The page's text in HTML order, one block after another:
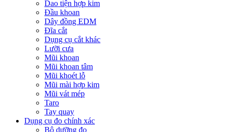
Dao tiện hợp kim
Đầu khoan
Dây đồng EDM
Đĩa cắt
Dụng cụ cắt khác
Lưỡi cưa
Mũi khoan
Mũi khoan tâm
Mũi khoét lỗ
Mũi mài hợp kim
Mũi vát mép
Taro
Tay quay
Dụng cụ đo chính xác
Bộ dưỡng đo